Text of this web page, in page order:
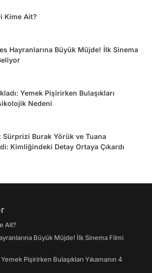
Kime Ait?
Hayranlarına Büyük Müjde! İlk Sinema
Yemek Pişirirken Bulaşıkları
Nedeni
Sürprizi Burak Yörük ve Tuana
Kimliğindeki Detay Ortaya Çıkardı
Ait?
Büyük Müjde! İlk Sinema Filmi
Pişirirken Bulaşıkları Yıkamanın 4